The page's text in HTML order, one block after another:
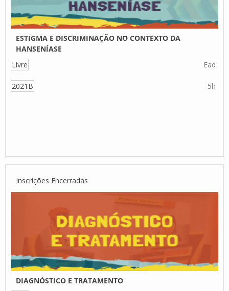
ESTIGMA E DISCRIMINAÇÃO NO CONTEXTO DA
HANSENÍASE
Livre
Ead
2021B 5h
Inscrições Encerradas
DIAGNÓSTICO E TRATAMENTO